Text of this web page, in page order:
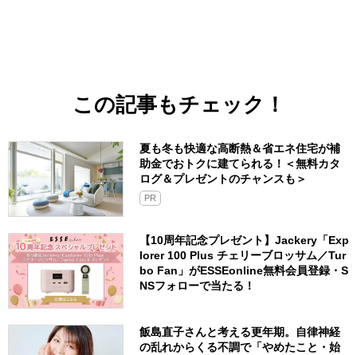
この記事もチェック！
夏も冬も快適な高断熱＆省エネ住宅が補
助金でおトクに建てられる！＜無料カタ
ログ＆プレゼントのチャンスも＞
PR
【10周年記念プレゼント】Jackery「Exp
lorer 100 Plus チェリーブロッサム／Tur
bo Fan」がESSEonline無料会員登録・S
NSフォローで当たる！
飯島直子さんと考える更年期。自律神経
の乱れからくる不調で「やめたこと・始